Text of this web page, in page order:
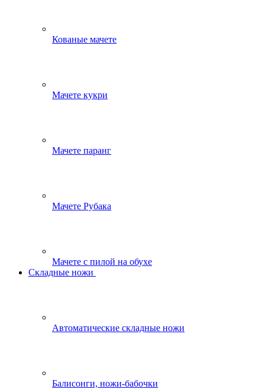
Кованые мачете
Мачете кукри
Мачете паранг
Мачете Рубака
Мачете с пилой на обухе
Складные ножи
Автоматические складные ножи
Балисонги, ножи-бабочки